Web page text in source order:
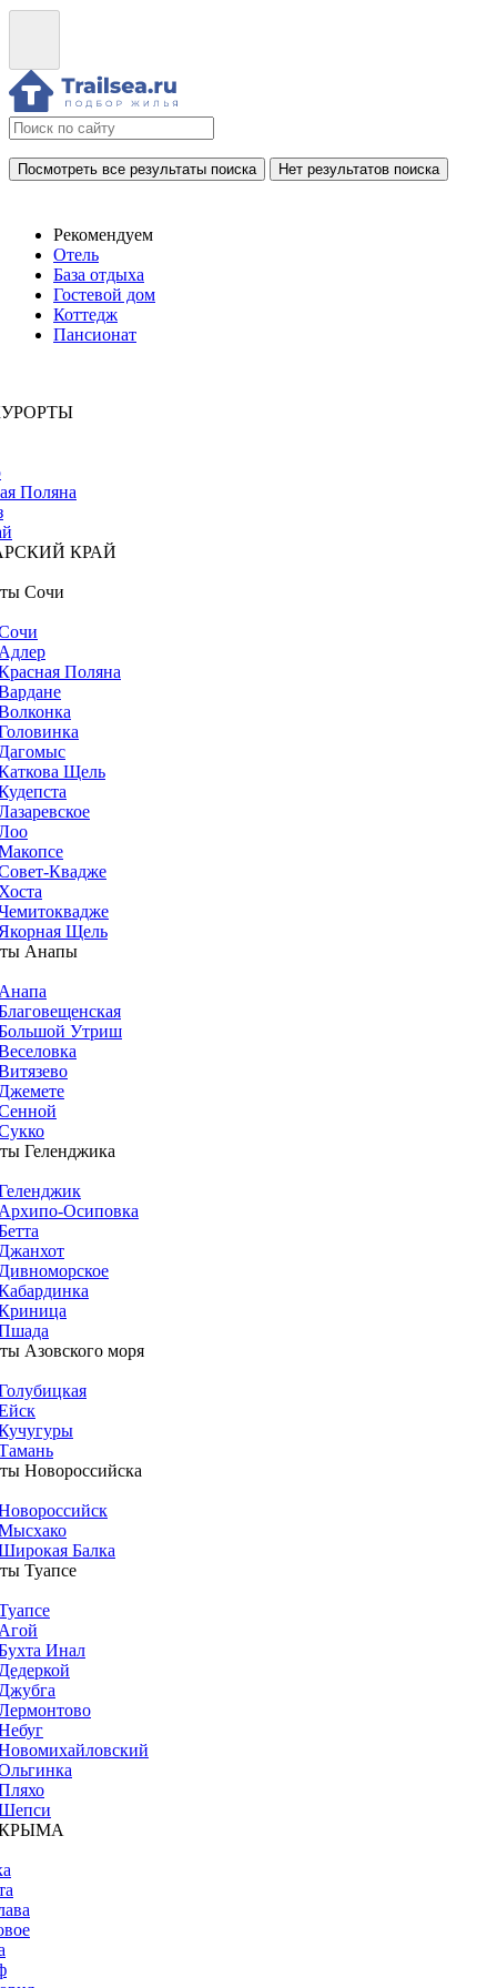
Посмотреть все результаты поиска Нет результатов поиска
Рекомендуем
Отель
База отдыха
Гостевой дом
Коттедж
Пансионат
Поляна
КРАЙ
Сочи
Поляна
Щель
Квадже
Щель
Анапы
Утриш
Геленджика
Осиповка
Азовского моря
Новороссийска
Балка
Туапсе
Инал